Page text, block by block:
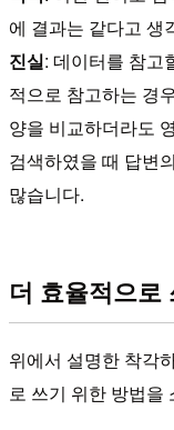
에 결과는 같다고 생
진실: 데이터를 참고
적으로 참고하는 경
양을 비교하더라도
검색하였을 때 답변
많습니다.
더 효율적으로
위에서 설명한 착각
로 쓰기 위한 방법을